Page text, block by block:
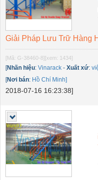
Giải Pháp Lưu Trữ Hàng
[Mã: G-38460-8] [xem: 1434]
[Nhãn hiệu: Vinarack - Xuất xứ:
[Nơi bán: Hồ Chí Minh]
2018-07-16 16:23:38]